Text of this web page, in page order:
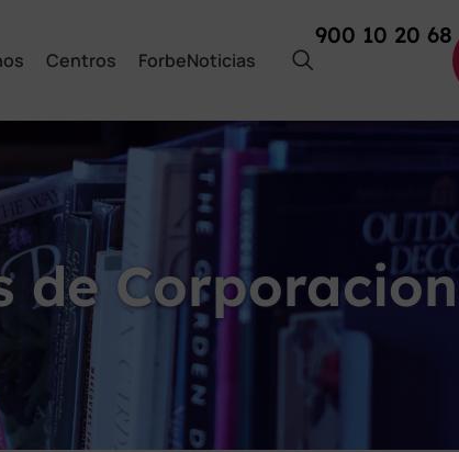
Centros ForbeNoticias
900 10 20 68